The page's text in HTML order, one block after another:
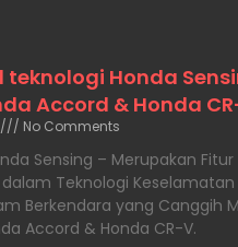
teknologi Honda
Accord & Honda
No Comments
Sensing – Merupakan
dalam Teknologi
Berkendara yang Canggih
Accord & Honda CR-V.